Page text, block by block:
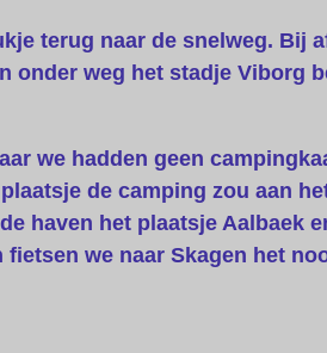
terug naar de snelweg. Bij
onder weg het stadje Viborg
we hadden geen
de camping zou aan
haven het plaatsje Aalbaek
we naar Skagen het